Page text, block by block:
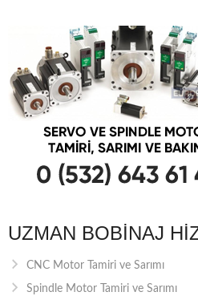
NAVIGATION
UZMAN BOBINAJ
CNC Motor Tamiri ve Sarımı
Spindle Motor Tamiri ve Sarımı